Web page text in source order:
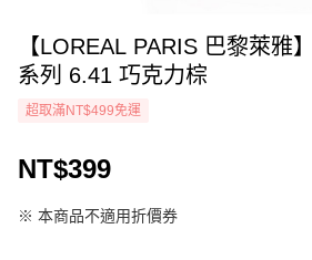
【LOREAL PARIS 巴黎萊雅
系列 6.41 巧克力棕
超取滿NT$499免運
NT$399
※ 本商品不適用折價券